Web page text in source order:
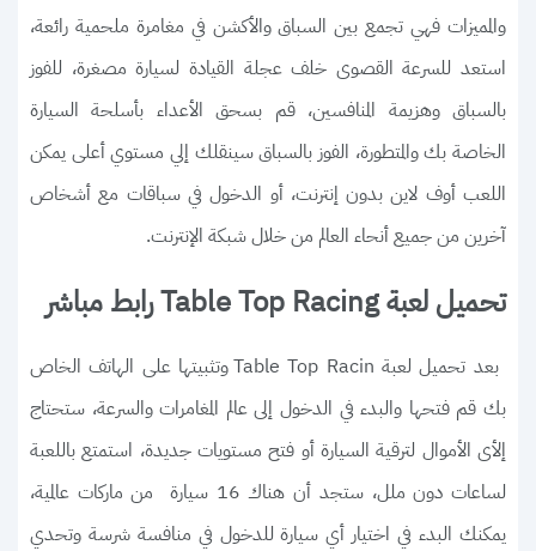
والمميزات فهي تجمع بين السباق والأكشن في مغامرة ملحمية رائعة،
استعد للسرعة القصوى خلف عجلة القيادة لسيارة مصغرة، للفوز
بالسباق وهزيمة المنافسين، قم بسحق الأعداء بأسلحة السيارة
الخاصة بك والمتطورة، الفوز بالسباق سينقلك إلي مستوي أعلى يمكن
اللعب أوف لاين بدون إنترنت، أو الدخول في سباقات مع أشخاص
آخرين من جميع أنحاء العالم من خلال شبكة الإنترنت.
تحميل لعبة Table Top Racing رابط مباشر
بعد تحميل لعبة Table Top Racin وتثبيتها على الهاتف الخاص
بك قم فتحها والبدء في الدخول إلى عالم المغامرات والسرعة، ستحتاج
إلأى الأموال لترقية السيارة أو فتح مستويات جديدة، استمتع باللعبة
لساعات دون ملل، ستجد أن هناك 16 سيارة من ماركات عالمية،
يمكنك البدء في اختيار أي سيارة للدخول في منافسة شرسة وتحدي